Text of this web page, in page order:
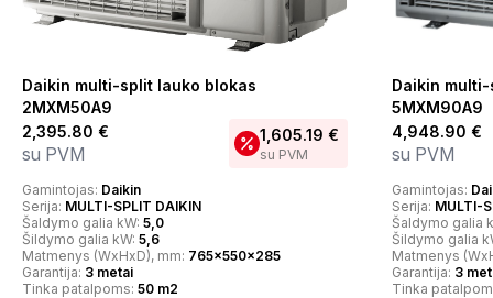
Daikin multi-split lauko blokas
2MXM50A9
2,395.80 €
su PVM
1,605.19 €
su PVM
Gamintojas: Daikin
Serija: MULTI-SPLIT DAIKIN
Šaldymo galia kW: 5,0
Šildymo galia kW: 5,6
Matmenys (WxHxD), mm: 765x550x285
Garantija: 3 metai
Tinka patalpoms: 50 m2
Daikin
5MXM90A9
4,948.90 €
su PVM
Gamintojas:
Serija: MULTI-
Šaldymo galia
Šildymo galia
Matmenys
Garantija: 3
Tinka